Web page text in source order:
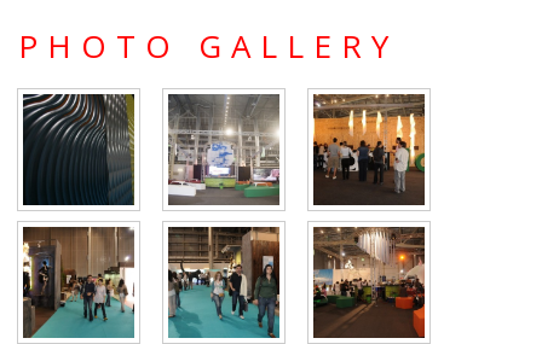
PHOTO GALLERY